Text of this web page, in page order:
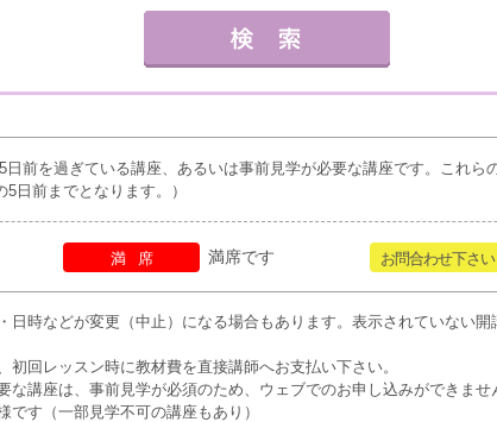
日前を過ぎている講座、あるいは事前見学が必要な講座です。これら
日前までとなります。）
満席 満席です お問合わせ下さい
時などが変更（中止）になる場合もあります。表示されていない
回レッスン時に教材費を直接講師へお支払い下さい。
講座は、事前見学が必須のため、ウェブでのお申し込みができませ
す（一部見学不可の講座もあり）